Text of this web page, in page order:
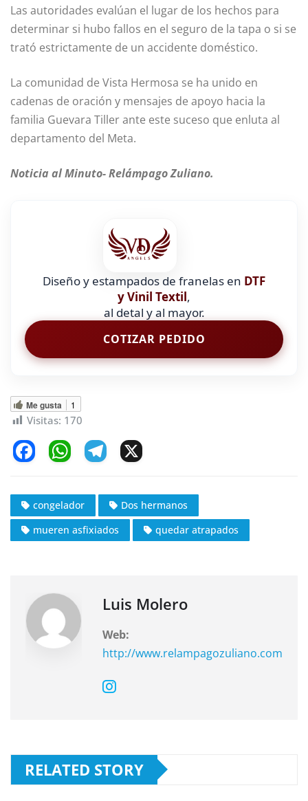
Las autoridades evalúan el lugar de los hechos para
determinar si hubo fallos en el seguro de la tapa o si se
trató estrictamente de un accidente doméstico.
La comunidad de Vista Hermosa se ha unido en
cadenas de oración y mensajes de apoyo hacia la
familia Guevara Tiller ante este suceso que enluta al
departamento del Meta.
Noticia al Minuto- Relámpago Zuliano.
Diseño y estampados de franelas en DTF
y Vinil Textil,
al detal y al mayor.
COTIZAR PEDIDO
Me gusta 1
Visitas: 170
c
e
b
k
W
at
s
A
e
gr
a
congelador
Dos hermanos
mueren asfixiados
quedar atrapados
Luis Molero
Web:
http://www.relampagozuliano.com
RELATED STORY